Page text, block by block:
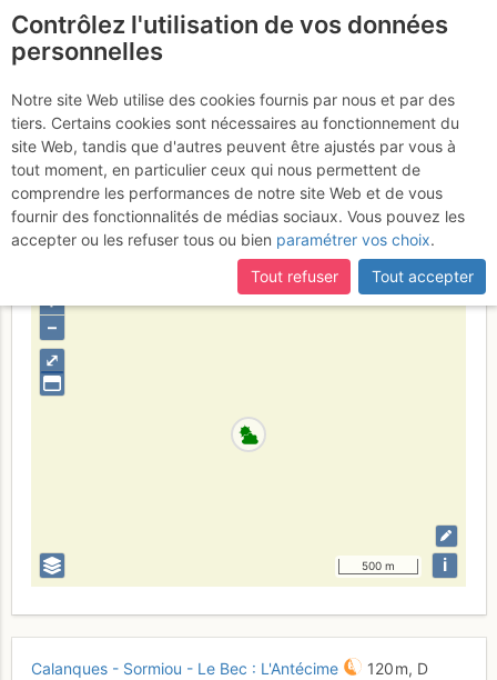
Calanque de Sormiou -
Le Bec : L'Antécime
Vendredi 30
juin 2017
Calanques
⤢
+
–
500 m i
Calanques - Sormiou - Le Bec : L'Antécime 120 m, D
Contrôlez l'utilisation de vos données
personnelles
Notre site Web utilise des cookies fournis par nous et par des
tiers. Certains cookies sont nécessaires au fonctionnement du
site Web, tandis que d'autres peuvent être ajustés par vous à
tout moment, en particulier ceux qui nous permettent de
comprendre les performances de notre site Web et de vous
fournir des fonctionnalités de médias sociaux. Vous pouvez les
accepter ou les refuser tous ou bien paramétrer vos choix.
Tout refuser
Tout accepter